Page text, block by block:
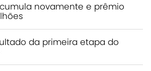
novamente e prêmio
da primeira etapa do